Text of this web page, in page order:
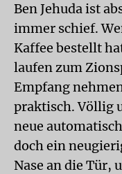
Ben Jehuda ist
immer schief.
Kaffee bestellt
laufen zum
Empfang
praktisch. Völlig
neue
doch ein
Nase an die Tür,